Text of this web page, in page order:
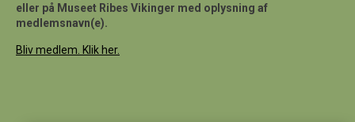
eller på Museet Ribes Vikinger med oplysning af
medlemsnavn(e).
Bliv medlem. Klik her.